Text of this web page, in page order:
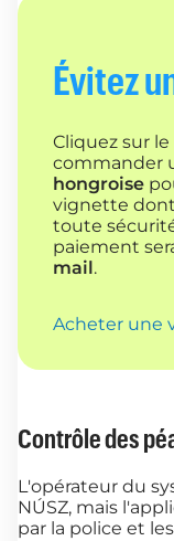
Évitez
Cliquez sur
commander
hongroise
vignette dont
toute
paiement
mail.
Acheter une
Contrôle des
L'opérateur du
NÚSZ, mais
par la police et